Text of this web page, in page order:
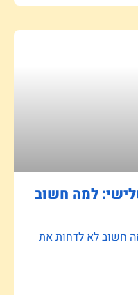
למה חשוב
חשוב לא לדחות את